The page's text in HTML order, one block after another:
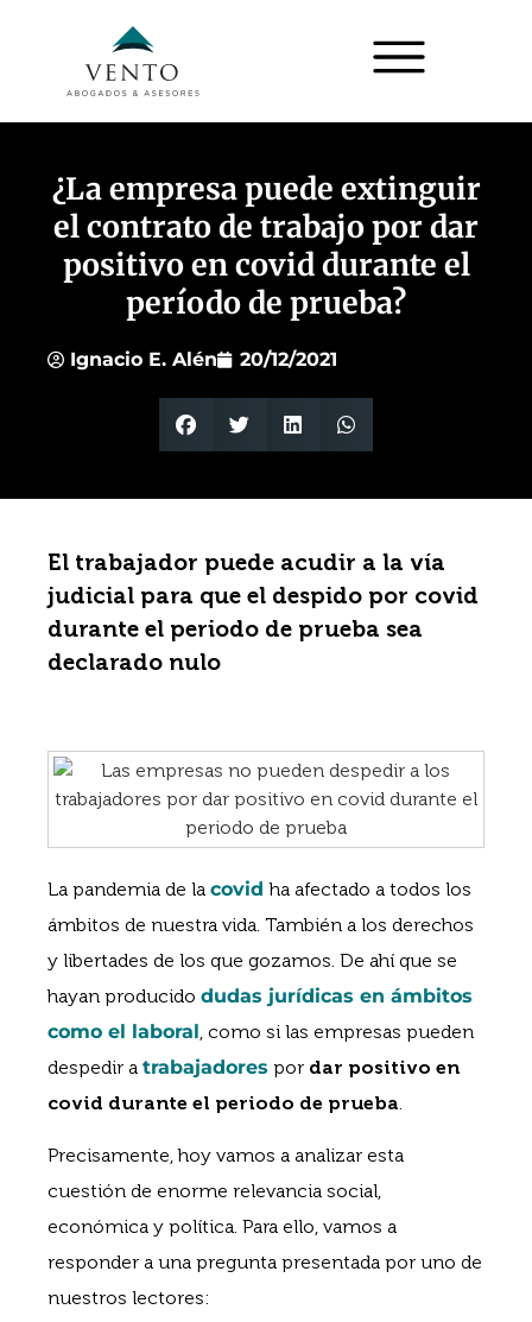
¿La empresa puede extinguir
el contrato de trabajo por dar
positivo en covid durante el
período de prueba?
Ignacio E. Alén 20/12/2021
El trabajador puede acudir a la vía
judicial para que el despido por covid
durante el periodo de prueba sea
declarado nulo
La pandemia de la covidha afectado a todos los
ámbitos de nuestra vida. También a los derechos
y libertades de los que gozamos. De ahí que se
hayan producido dudas jurídicas en ámbitos
como el laboral, como si las empresas pueden
despedir a trabajadores por dar positivo en
covid durante el periodo de prueba.
Precisamente, hoy vamos a analizar esta
cuestión de enorme relevancia social,
económica y política. Para ello, vamos a
responder a una pregunta presentada por uno de
nuestros lectores: